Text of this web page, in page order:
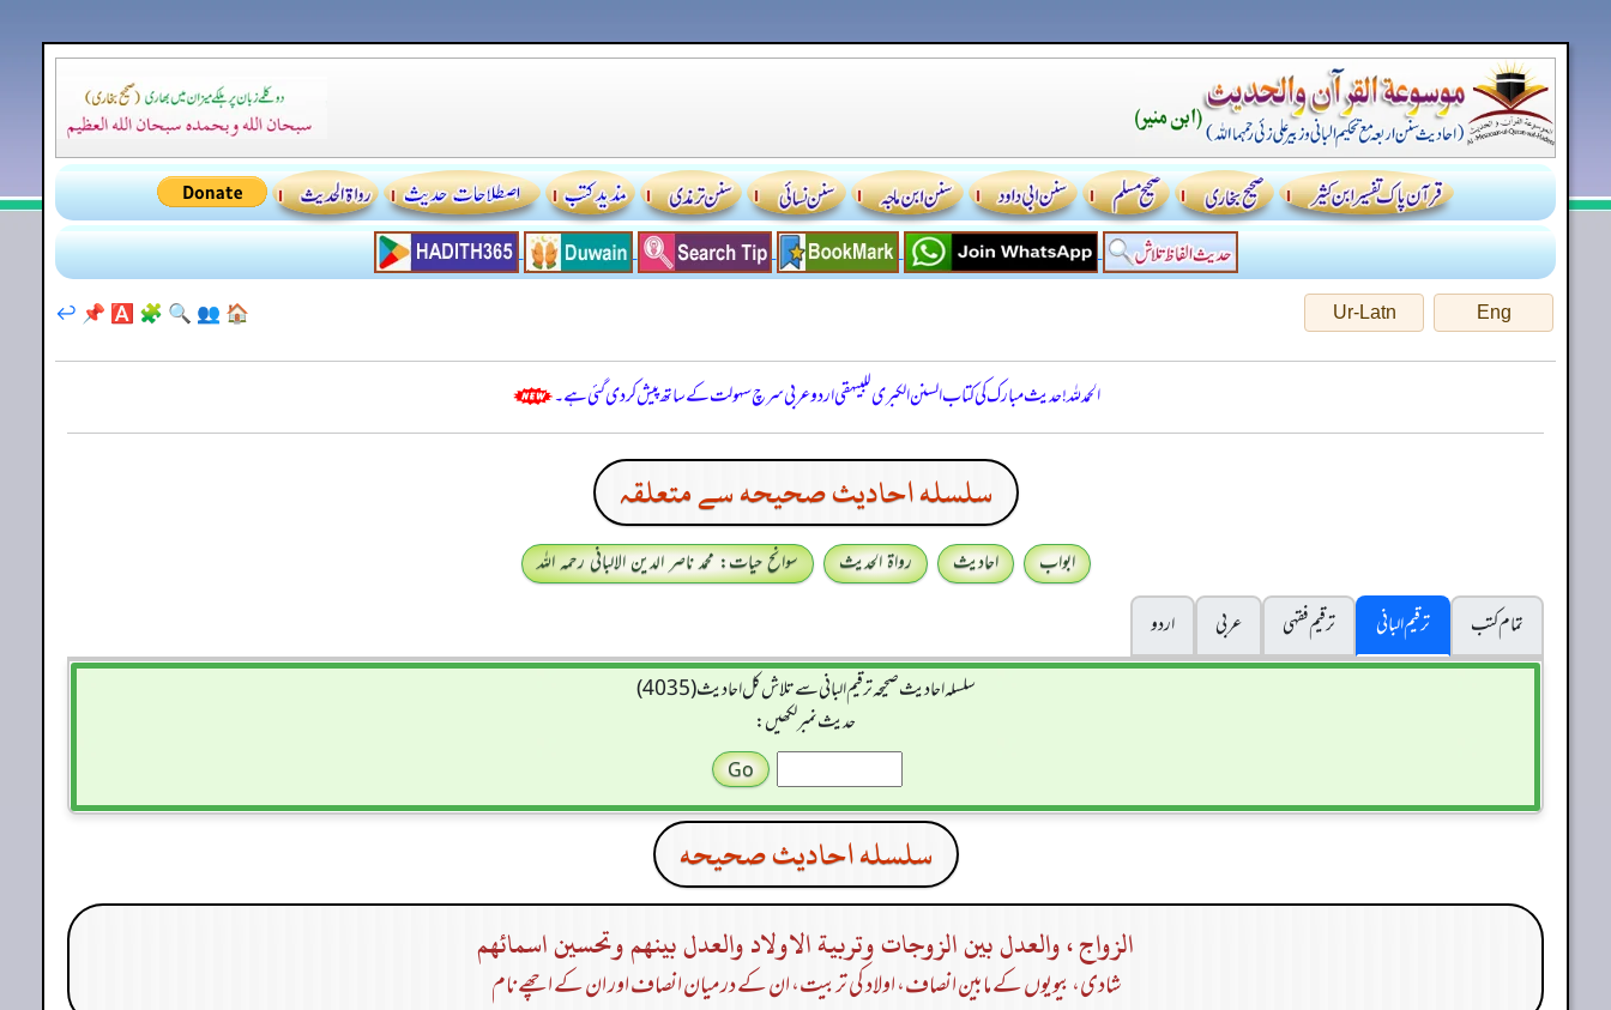
Eng
Ur-Latn
🏠
👥
🔍
🧩
🅰️
📌
↩️
الحمدللہ! حدیث مبارک کی کتاب السنن الكبرى للبيهقي اردو عربی سرچ سہولت کے ساتھ پیش کر دی گئی ہے۔
سلسله احاديث صحيحه سے متعلقہ
ابواب احادیث رواۃ الحدیث
سوانح حیات: محمد ناصر الدین الالبانی رحمہ اللہ
تمام کتب
ترقیم البانی ترقيم فقہی عربی
اردو
سلسله احاديث صحيحه ترقیم البانی سے تلاش کل احادیث (4035)
حدیث نمبر لکھیں:
سلسله احاديث صحيحه
الزواج ، والعدل بين الزوجات وتربية الاولاد والعدل بينهم وتحسين اسمائهم
شادی، بیویوں کے مابین انصاف، اولاد کی تربیت، ان کے درمیان انصاف اور ان کے اچھے نام